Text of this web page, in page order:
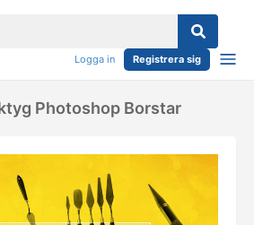
Logga in Registrera sig
Photoshop Borstar